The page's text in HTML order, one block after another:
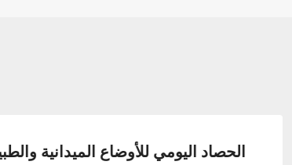
الحصاد اليومي للأوضاع الميدانية